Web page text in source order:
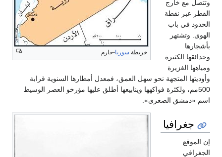
خريطة -حارم
نحو سهل العمق، فمعدل أمطارها السنوية قرابة
فواكهها وينابيعها أطلق عليها مؤرخو العصر الوسيط
الصغرى».